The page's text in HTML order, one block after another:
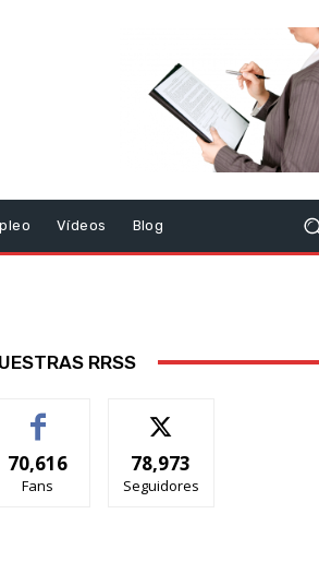
Vídeos Blog
RRSS
70,616
Fans
78,973
Seguidores